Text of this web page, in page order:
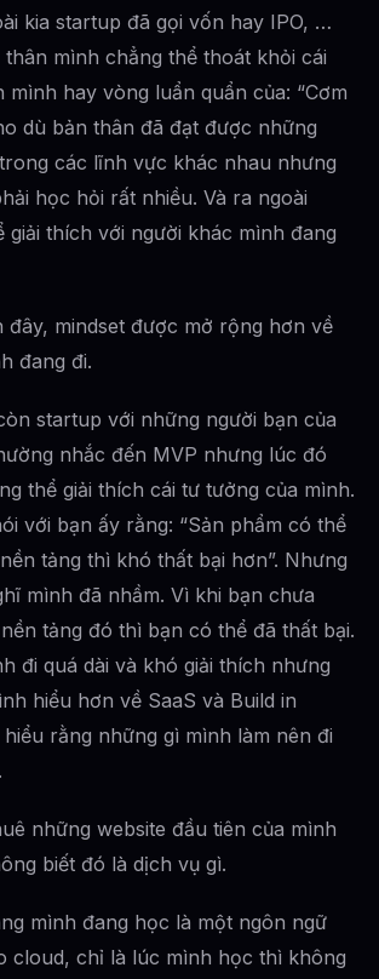
kia startup đã gọi vốn hay IPO, …
mình chẳng thể thoát khỏi cái
mình hay vòng luẩn quẩn của: “Cơm
dù bản thân đã đạt được những
các lĩnh vực khác nhau nhưng
học hỏi rất nhiều. Và ra ngoài
giải thích với người khác mình đang
đây, mindset được mở rộng hơn về
đang đi.
startup với những người bạn của
nhắc đến MVP nhưng lúc đó
thể giải thích cái tư tưởng của mình.
với bạn ấy rằng: “Sản phẩm có thể
tảng thì khó thất bại hơn”. Nhưng
mình đã nhầm. Vì khi bạn chưa
tảng đó thì bạn có thể đã thất bại.
đi quá dài và khó giải thích nhưng
hiểu hơn về SaaS và Build in
rằng những gì mình làm nên đi
những website đầu tiên của mình
biết đó là dịch vụ gì.
mình đang học là một ngôn ngữ
cloud, chỉ là lúc mình học thì không